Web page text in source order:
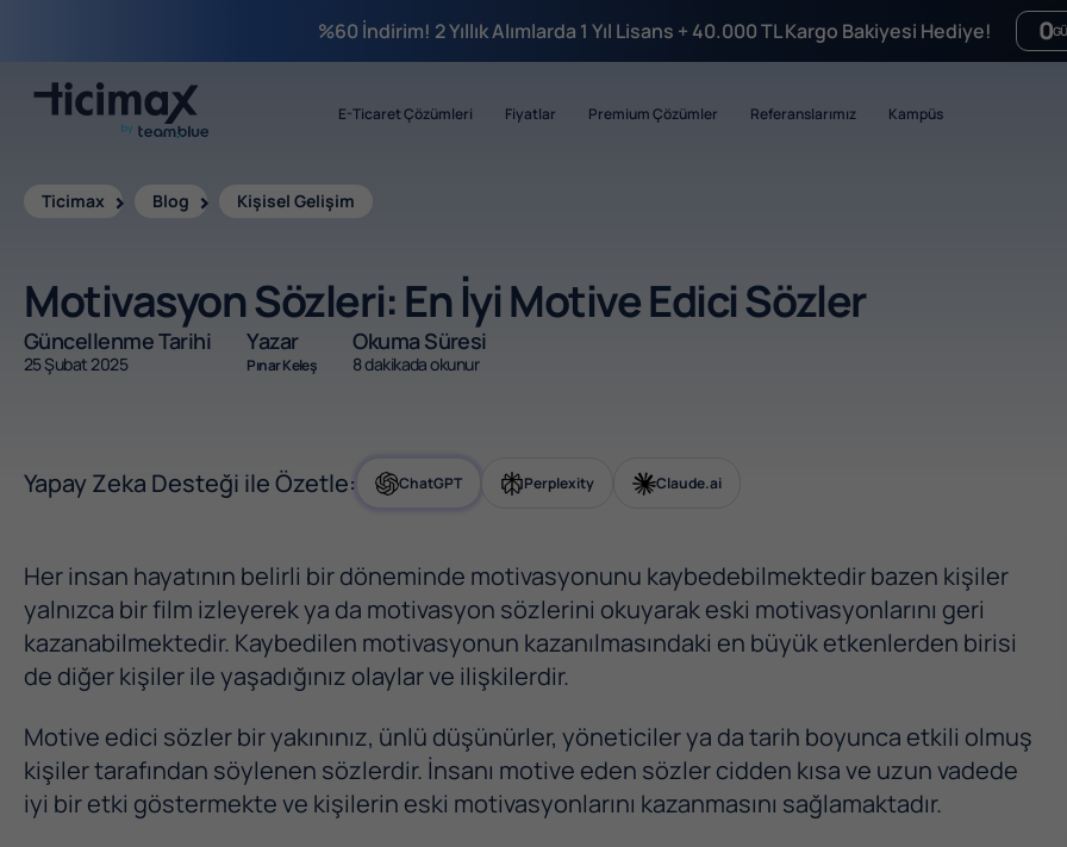
%60 İndirim! 2 Yıllık Alımlarda 1 Yıl Lisans + 40.000 TL Kargo Bakiyesi Hediye! 0
E-Ticaret Çözümleri Fiyatlar Premium Çözümler Referanslarımız Kampüs
Ticimax Blog Kişisel Gelişim
Motivasyon Sözleri: En İyi Motive Edici Sözler
Güncellenme Tarihi
25 Şubat 2025
Yazar
Pınar Keleş
Okuma Süresi
8 dakikada okunur
Yapay Zeka Desteği ile Özetle: ChatGPT Perplexity Claude.ai
Her insan hayatının belirli bir döneminde motivasyonunu kaybedebilmektedir bazen kişiler
yalnızca bir film izleyerek ya da motivasyon sözlerini okuyarak eski motivasyonlarını geri
kazanabilmektedir. Kaybedilen motivasyonun kazanılmasındaki en büyük etkenlerden birisi
de diğer kişiler ile yaşadığınız olaylar ve ilişkilerdir.
Motive edici sözler bir yakınınız, ünlü düşünürler, yöneticiler ya da tarih boyunca etkili olmuş
kişiler tarafından söylenen sözlerdir. İnsanı motive eden sözler cidden kısa ve uzun vadede
iyi bir etki göstermekte ve kişilerin eski motivasyonlarını kazanmasını sağlamaktadır.